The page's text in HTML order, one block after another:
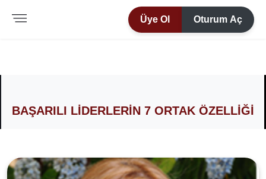
Üye Ol Oturum Aç
BAŞARILI LİDERLERİN 7 ORTAK ÖZELLİĞİ